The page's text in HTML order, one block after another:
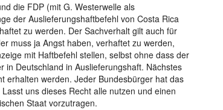
die FDP (mit G. Westerwelle als
der Auslieferungshaftbefehl von Costa Rica
zu werden. Der Sachverhalt gilt auch für
muss ja Angst haben, verhaftet zu werden,
mit Haftbefehl stellen, selbst ohne dass der
Deutschland in Auslieferungshaft. Nächstes
erhalten werden. Jeder Bundesbürger hat das
uns dieses Recht alle nutzen und einen
Staat vorzutragen.